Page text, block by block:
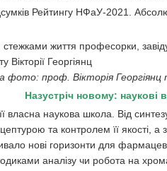
Рейтингу НФаУ-2021.
фото: проф. Вікторія
Назустріч новому: наукові
власна наукова школа. Від
та контролем її якості, а
нові горизонти для
аналізу чи робота на